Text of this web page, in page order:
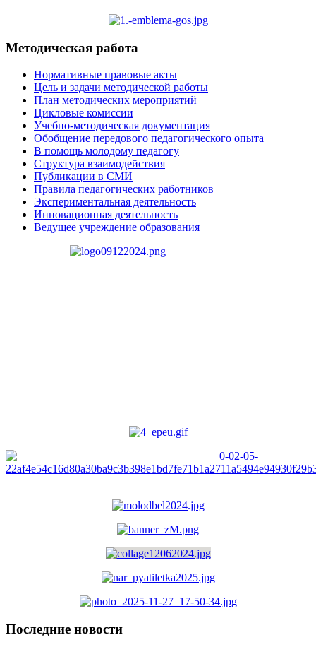
Методическая работа
Нормативные правовые акты
Цель и задачи методической работы
План методических мероприятий
Цикловые комиссии
Учебно-методическая документация
Обобщение передового педагогического опыта
В помощь молодому педагогу
Структура взаимодействия
Публикации в СМИ
Правила педагогических работников
Экспериментальная деятельность
Инновационная деятельность
Ведущее учреждение образования
Последние новости